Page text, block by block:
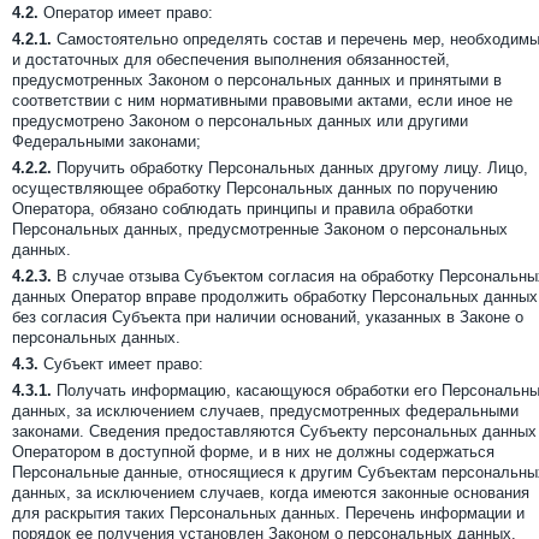
4.2. Оператор имеет право:
4.2.1. Самостоятельно определять состав и перечень мер,
и достаточных для обеспечения выполнения обязанностей,
предусмотренных Законом о персональных данных и принятыми в
соответствии с ним нормативными правовыми актами, если иное не
предусмотрено Законом о персональных данных или другими
Федеральными законами;
4.2.2. Поручить обработку Персональных данных другому лицу. Лицо,
осуществляющее обработку Персональных данных по поручению
Оператора, обязано соблюдать принципы и правила обработки
Персональных данных, предусмотренные Законом о персональных
данных.
4.2.3. В случае отзыва Субъектом согласия на обработку
данных Оператор вправе продолжить обработку Персональных данных
без согласия Субъекта при наличии оснований, указанных в Законе о
персональных данных.
4.3. Субъект имеет право:
4.3.1. Получать информацию, касающуюся обработки его
данных, за исключением случаев, предусмотренных федеральными
законами. Сведения предоставляются Субъекту персональных данных
Оператором в доступной форме, и в них не должны содержаться
Персональные данные, относящиеся к другим Субъектам
данных, за исключением случаев, когда имеются законные основания
для раскрытия таких Персональных данных. Перечень информации и
порядок ее получения установлен Законом о персональных данных.